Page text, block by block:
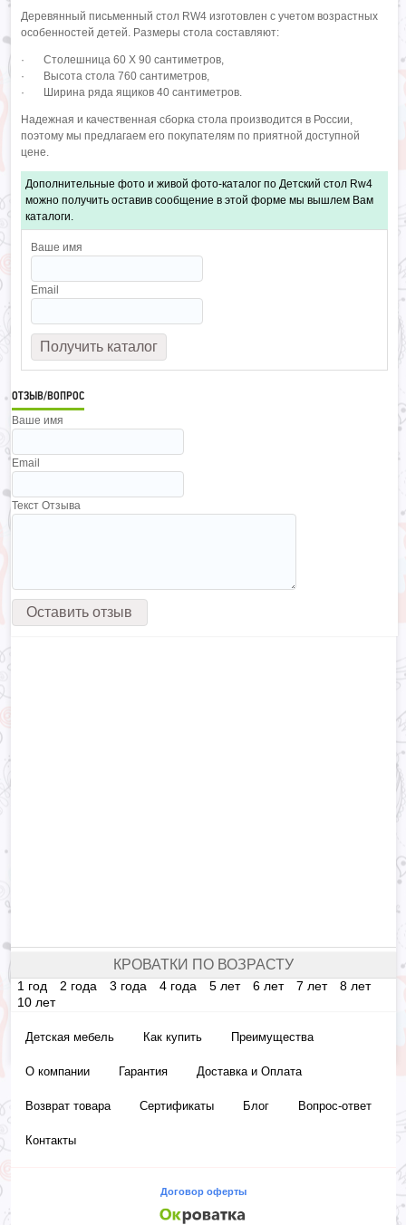
Деревянный письменный стол RW4 изготовлен с учетом возрастных
особенностей детей. Размеры стола составляют:
· Столешница 60 Х 90 сантиметров,
· Высота стола 760 сантиметров,
· Ширина ряда ящиков 40 сантиметров.
Надежная и качественная сборка стола производится в России,
поэтому мы предлагаем его покупателям по приятной доступной
цене.
Дополнительные фото и живой фото-каталог по Детский стол Rw4
можно получить оставив сообщение в этой форме мы вышлем Вам
каталоги.
Ваше имя
Email
ОТЗЫВ/ВОПРОС
Ваше имя
Email
Текст Отзыва
КРОВАТКИ ПО ВОЗРАСТУ
1 год 2 года 3 года 4 года 5 лет 6 лет 7 лет
8 лет
10 лет
Детская мебель Как купить Преимущества
О компании Гарантия Доставка и Оплата
Возврат товара Сертификаты Блог Вопрос-ответ
Контакты
Договор оферты